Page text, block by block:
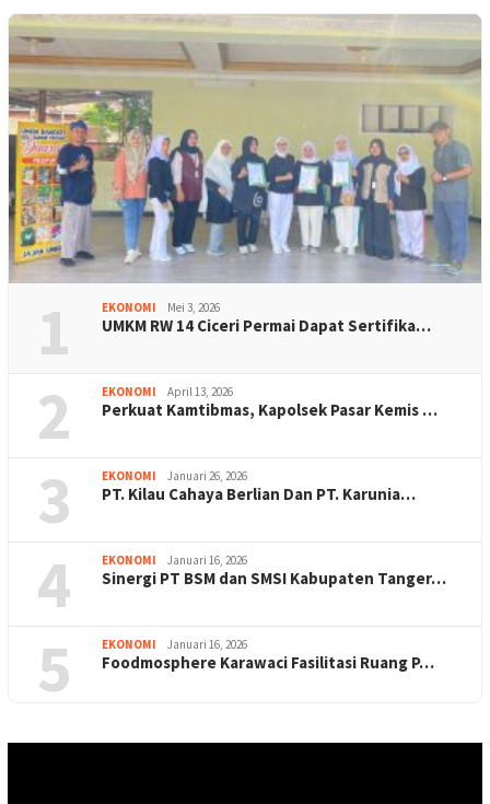
1 EKONOMI Mei 3, 2026
UMKM RW 14 Ciceri Permai Dapat Sertifika…
2 EKONOMI April 13, 2026
Perkuat Kamtibmas, Kapolsek Pasar Kemis …
3 EKONOMI Januari 26, 2026
PT. Kilau Cahaya Berlian Dan PT. Karunia…
4 EKONOMI Januari 16, 2026
Sinergi PT BSM dan SMSI Kabupaten Tanger…
5 EKONOMI Januari 16, 2026
Foodmosphere Karawaci Fasilitasi Ruang P…